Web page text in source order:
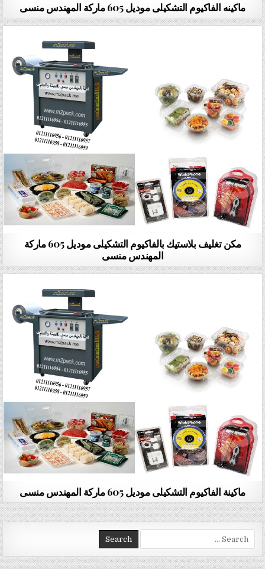
ماكينه الفاكيوم التشكيلى موديل 605 ماركة المهندس منسى
مكن تغليف بلاستيك بالفاكيوم التشكيلى موديل 605 ماركة
المهندس منسى
ماكينة الفاكيوم التشكيلى موديل 605 ماركة المهندس منسى
Search for: